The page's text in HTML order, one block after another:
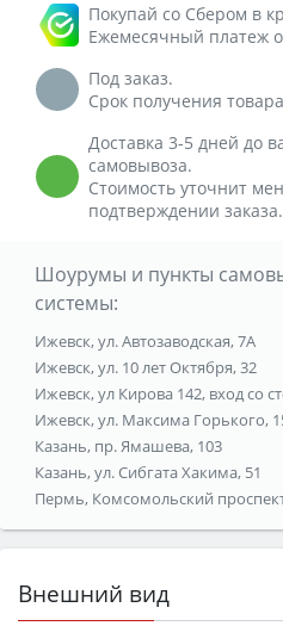
Покупай со Сбером в
Ежемесячный платеж
Под заказ.
Срок получения
Доставка 3-5 дней до
самовывоза.
Стоимость уточнит
подтверждении заказа.
Шоурумы и пункты
системы:
Ижевск, ул. Автозаводская, 7А
Ижевск, ул. 10 лет Октября, 32
Ижевск, ул Кирова 142, вход со
Ижевск, ул. Максима Горького,
Казань, пр. Ямашева, 103
Казань, ул. Сибгата Хакима, 51
Пермь, Комсомольский
Внешний вид